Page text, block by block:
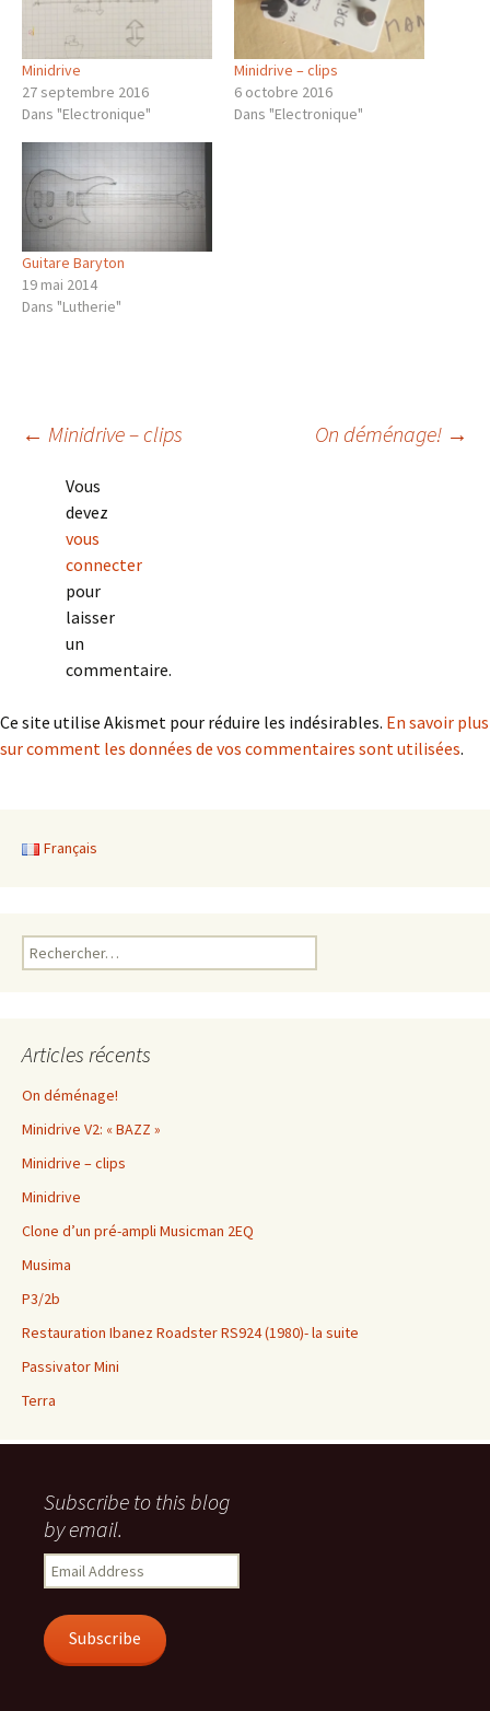
Minidrive
27 septembre 2016
Dans "Electronique"
Minidrive – clips
6 octobre 2016
Dans "Electronique"
Guitare Baryton
19 mai 2014
Dans "Lutherie"
Navigation
des
articles
← Minidrive – clips On déménage! →
Vous
devez
vous
connecter
pour
laisser
un
commentaire.
Ce site utilise Akismet pour réduire les indésirables. En savoir plus
sur comment les données de vos commentaires sont utilisées.
Français
Rechercher :
Articles récents
On déménage!
Minidrive V2: « BAZZ »
Minidrive – clips
Minidrive
Clone d’un pré-ampli Musicman 2EQ
Musima
P3/2b
Restauration Ibanez Roadster RS924 (1980)- la suite
Passivator Mini
Terra
Subscribe to this blog
by email.
Email
Address
Subscribe